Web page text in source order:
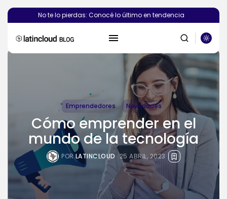
No te lo pierdas: Conocé lo último en tendencia
PUBLICACIONES RECIENTES
Novedades
¿Deberías crear el sitio web de...
SEBASTIÁN PINEDA 6 AGOSTO, 2026
Emprendedores Novedades
Cómo emprender en el
mundo de la tecnología
PORLATINCLOUD 25 ABRIL, 2023